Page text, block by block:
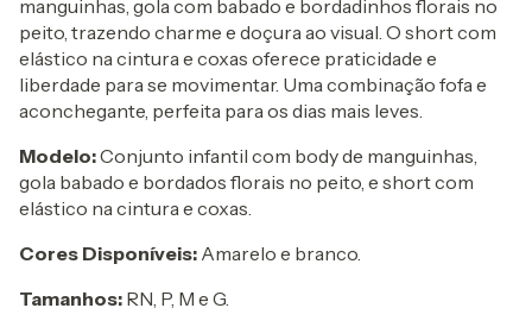
manguinhas, gola com babado e bordadinhos florais no
peito, trazendo charme e doçura ao visual. O short com
elástico na cintura e coxas oferece praticidade e
liberdade para se movimentar. Uma combinação fofa e
aconchegante, perfeita para os dias mais leves.
Modelo:Conjunto infantil com body de manguinhas,
gola babado e bordados florais no peito, e short com
elástico na cintura e coxas.
Cores Disponíveis: Amarelo e branco.
Tamanhos: RN, P, M e G.